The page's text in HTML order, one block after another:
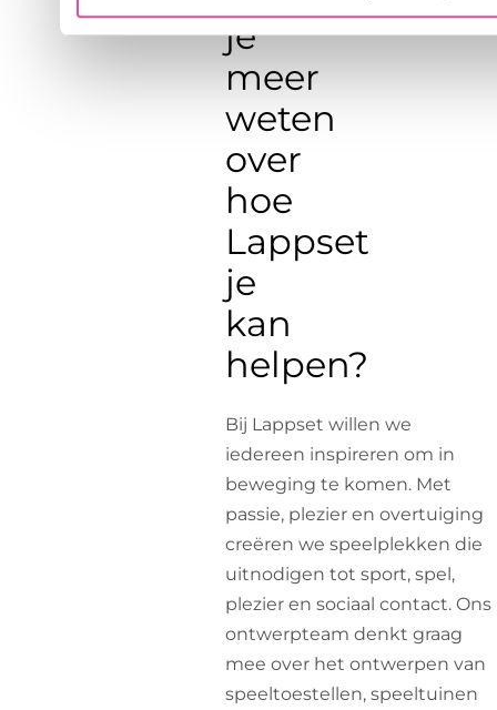
je
meer
weten
over
hoe
Lappset
je
kan
helpen?
Bij Lappset willen we
iedereen inspireren om in
beweging te komen. Met
passie, plezier en overtuiging
creëren we speelplekken die
uitnodigen tot sport, spel,
plezier en sociaal contact. Ons
ontwerpteam denkt graag
mee over het ontwerpen van
speeltoestellen, speeltuinen